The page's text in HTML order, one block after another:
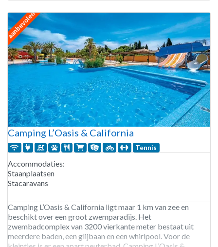
aanbevolen
Camping L’Oasis & California
Tennis
Accommodaties:
Staanplaatsen
Stacaravans
Camping L’Oasis & California ligt maar 1 km van zee en
beschikt over een groot zwemparadijs. Het
zwembadcomplex van 3200 vierkante meter bestaat uit
meerdere baden, een glijbaan en een whirlpool. Voor de